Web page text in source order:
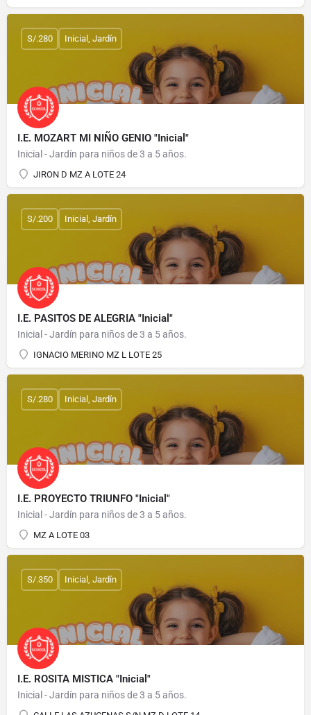
I.E. MOZART MI NIÑO GENIO "Inicial"
Inicial - Jardín para niños de 3 a 5 años.
JIRON D MZ A LOTE 24
S/.280 Inicial, Jardín
I.E. PASITOS DE ALEGRIA "Inicial"
Inicial - Jardín para niños de 3 a 5 años.
IGNACIO MERINO MZ L LOTE 25
S/.200 Inicial, Jardín
I.E. PROYECTO TRIUNFO "Inicial"
Inicial - Jardín para niños de 3 a 5 años.
MZ A LOTE 03
S/.280 Inicial, Jardín
I.E. ROSITA MISTICA "Inicial"
Inicial - Jardín para niños de 3 a 5 años.
S/.350 Inicial, Jardín